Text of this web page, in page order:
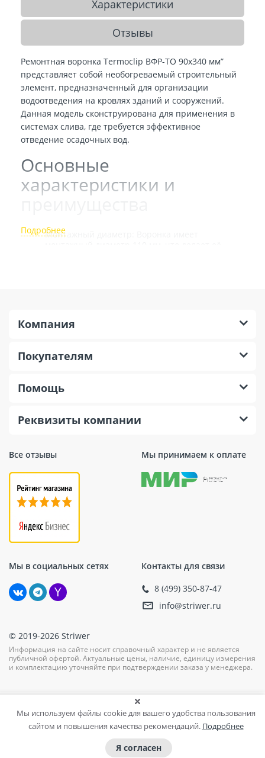
Характеристики
Отзывы
Ремонтная воронка Termoclip ВФР-ТО 90х340 мм”
представляет собой необогреваемый строительный
элемент, предназначенный для организации
водоотведения на кровлях зданий и сооружений.
Данная модель сконструирована для применения в
системах слива, где требуется эффективное
отведение осадочных вод.
Основные
характеристики и
преимущества
Монтажный диаметр: Воронка имеет
кровли до системы отвода воды.
340 мм, воронка обладает достаточной
Пропускная способность: Способность
эффективное удаление воды без переполнения
системы.
объеме 0.06 м^3, что облегчает
Температурный режим: Воронка рассчитана на
эксплуатацию в широком диапазоне
температур от -50 до +80 °С, что позволяет
условиях.
установки на кровли зданий с любыми видами
покрытий. Она может быть использована как с
вод. Благодаря своей конструкции она легко
пластиковые трубы.
Установка данной модели не требует специальных
навыков или инструментов и может быть выполнена
как профессионалами, так и самостоятельно при
следовании инструкции производителя.
Все отзывы Мы принимаем к оплате
Мы в социальных сетях Контакты для связи
8 (499) 350-87-47
info@striwer.ru
Компания
Покупателям
Помощь
Реквизиты компании
© 2019-2026 Striwer
Информация на сайте носит справочный характер и не является
публичной офертой. Актуальные цены, наличие, единицу измерения
и комплектацию уточняйте при подтверждении заказа у менеджера.
Мы используем файлы cookie для вашего удобства пользования
сайтом и повышения качества рекомендаций. Подробнее
Я согласен